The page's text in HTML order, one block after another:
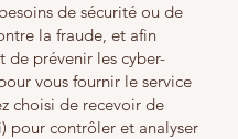
de sécurité ou de
la fraude, et afin
de prévenir les cyber-
vous fournir le service
choisi de recevoir de
pour contrôler et analyser